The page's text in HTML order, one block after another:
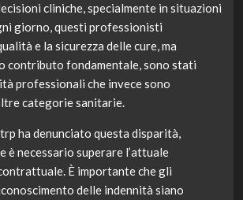
cliniche, specialmente in situazioni
giorno, questi professionisti
e la sicurezza delle cure, ma
contributo fondamentale, sono stati
professionali che invece sono
categorie sanitarie.
ha denunciato questa disparità,
è necessario superare l’attuale
È importante che gli
delle indennità siano